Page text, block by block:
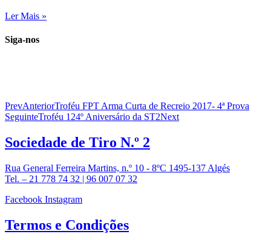
Ler Mais »
Siga-nos
PrevAnteriorTroféu FPT Arma Curta de Recreio 2017- 4ª Prova
SeguinteTroféu 124º Aniversário da ST2Next
Sociedade de Tiro N.º 2
Rua General Ferreira Martins, n.º 10 - 8ºC 1495-137 Algés
Tel. – 21 778 74 32 | 96 007 07 32
Facebook Instagram
Termos e Condições